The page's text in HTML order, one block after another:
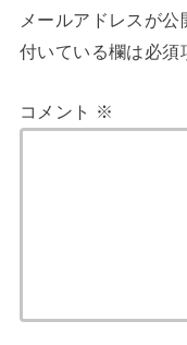
メールアドレスが公
付いている欄は必須
コメント ※